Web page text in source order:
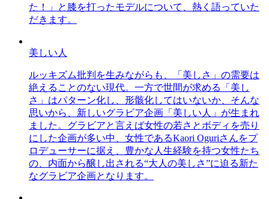
た！」と膝を打ったモデルについて、熱く語っていた
だきます。
美しい人
ルッキズム批判を生みながらも、「美しさ」の需要は
絶えることのない現代。一方で世間が求める「美し
さ」はパターン化し、形骸化してはいないか、そんな
思いから、新しいグラビア企画「美しい人」が生まれ
ました。グラビアと言えば女性の若さとボディを売り
にした企画が多い中、女性であるKaori Oguriさんをプ
ロデューサーに据え、豊かな人生経験を持つ女性たち
の、内面から醸し出される“大人の美しさ”に迫る新た
なグラビア企画となります。